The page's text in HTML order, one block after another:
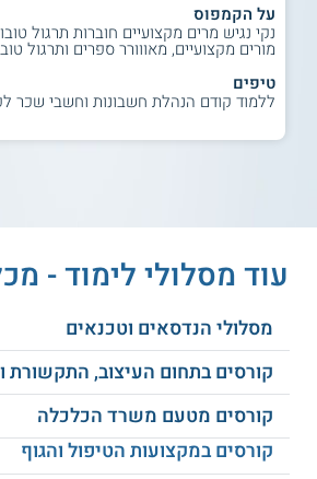
על הקמפוס
נקי נגיש מרים מקצועיים חוברות תרגול
מורים מקצועיים, מאווורר ספרים ותרגול
טיפים
ללמוד קודם הנהלת חשבונות וחשבי שכר
עוד מסלולי לימוד -
מסלולי הנדסאים וטכנאים
קורסים בתחום העיצוב, התקשורת
קורסים מטעם משרד הכלכלה
קורסים במקצועות הטיפול והגוף